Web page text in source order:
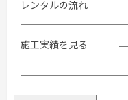
レンタルの流れ
施工実績を見る